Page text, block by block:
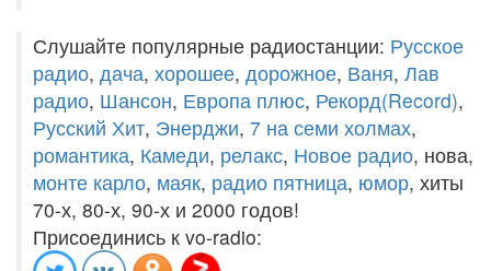
Слушайте популярные радиостанции: Русское
радио, дача, хорошее, дорожное, Ваня, Лав
радио, Шансон, Европа плюс, Рекорд(Record),
Русский Хит, Энерджи, 7 на семи холмах,
романтика, Камеди, релакс, Новое радио, нова,
монте карло, маяк, радио пятница, юмор, хиты
70-х, 80-х, 90-х и 2000 годов!
Присоединись к vo-radio: